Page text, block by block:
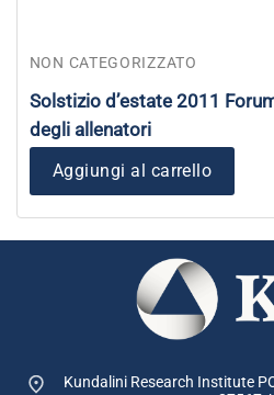
NON CATEGORIZZATO
Solstizio d’estate 2011
degli allenatori
Aggiungi al carrello
Kundalini Research Institute